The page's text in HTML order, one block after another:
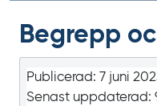
Begrepp
Publicerad: 7 juni
Senast uppdaterad: